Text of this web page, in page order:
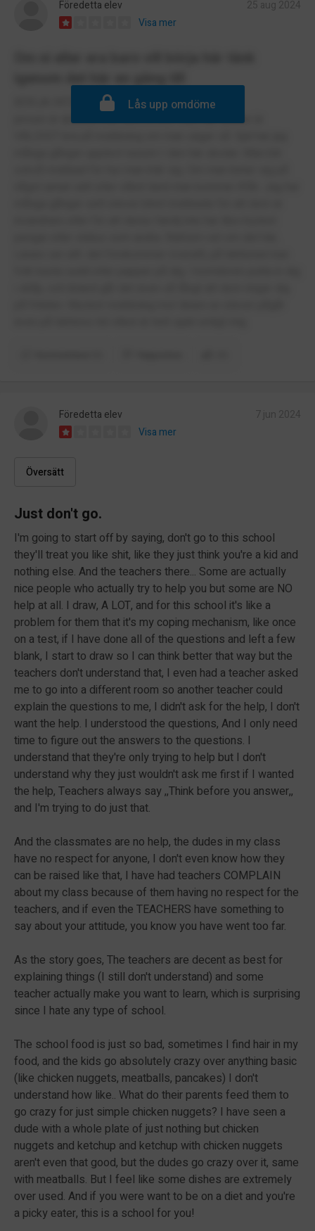
Föredetta elev
Visa mer
BÖRJA INTE HÄR VARNING!
jensen är absolut inte som ni tror! Den här skolan är
Lås upp omdöme
Föredetta elev
Visa mer
Översätt
Just don't go.
I'm going to start off by saying, don't go to this school
they'll treat you like shit, like they just think you're a kid and
nothing else. And the teachers there... Some are actually
nice people who actually try to help you but some are NO
help at all. I draw, A LOT, and for this school it's like a
problem for them that it's my coping mechanism, like once
on a test, if I have done all of the questions and left a few
blank, I start to draw so I can think better that way but the
teachers don't understand that, I even had a teacher asked
me to go into a different room so another teacher could
explain the questions to me, I didn't ask for the help, I don't
want the help. I understood the questions, And I only need
time to figure out the answers to the questions. I
understand that they're only trying to help but I don't
understand why they just wouldn't ask me first if I wanted
the help, Teachers always say ,,Think before you answer,,
and I'm trying to do just that.
And the classmates are no help, the dudes in my class
have no respect for anyone, I don't even know how they
can be raised like that, I have had teachers COMPLAIN
about my class because of them having no respect for the
teachers, and if even the TEACHERS have something to
say about your attitude, you know you have went too far.
As the story goes, The teachers are decent as best for
explaining things (I still don't understand) and some
teacher actually make you want to learn, which is surprising
since I hate any type of school.
The school food is just so bad, sometimes I find hair in my
food, and the kids go absolutely crazy over anything basic
(like chicken nuggets, meatballs, pancakes) I don't
understand how like.. What do their parents feed them to
go crazy for just simple chicken nuggets? I have seen a
dude with a whole plate of just nothing but chicken
nuggets and ketchup and ketchup with chicken nuggets
aren't even that good, but the dudes go crazy over it, same
with meatballs. But I feel like some dishes are extremely
over used. And if you were want to be on a diet and you're
a picky eater, this is a school for you!